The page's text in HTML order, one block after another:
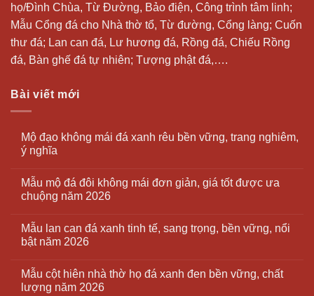
họ/Đình Chùa, Từ Đường, Bảo điện, Công trình tâm linh;
Mẫu Cổng đá cho Nhà thờ tổ, Từ đường, Cổng làng; Cuốn
thư đá; Lan can đá, Lư hương đá, Rồng đá, Chiếu Rồng
đá, Bàn ghế đá tự nhiên; Tượng phật đá,….
Bài viết mới
Mộ đạo không mái đá xanh rêu bền vững, trang nghiêm,
ý nghĩa
Mẫu mộ đá đôi không mái đơn giản, giá tốt được ưa
chuộng năm 2026
Mẫu lan can đá xanh tinh tế, sang trọng, bền vững, nổi
bật năm 2026
Mẫu cột hiên nhà thờ họ đá xanh đen bền vững, chất
lượng năm 2026